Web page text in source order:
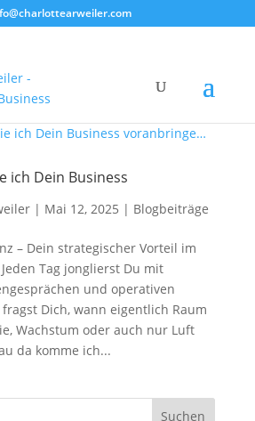
ich Dein Business
| Mai 12, 2025 | Blogbeiträge
– Dein strategischer Vorteil im
Tag jonglierst Du mit
und operativen
Dich, wann eigentlich Raum
Wachstum oder auch nur Luft
da komme ich...
Suchen